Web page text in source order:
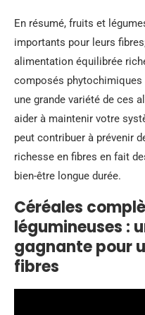
En résumé, fruits et
importants pour leurs
alimentation équilibrée
composés phytochimiques
une grande variété de ces
aider à maintenir votre
peut contribuer à prévenir
richesse en fibres en fait
bien-être longue durée.
Céréales
légumineuses :
gagnante pour
fibres